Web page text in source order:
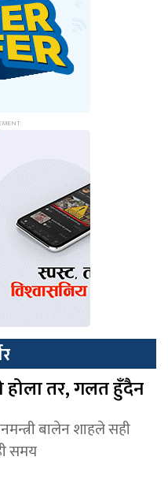
होला तर, गलत हुँदैन
बालेन शाहले सही
समय